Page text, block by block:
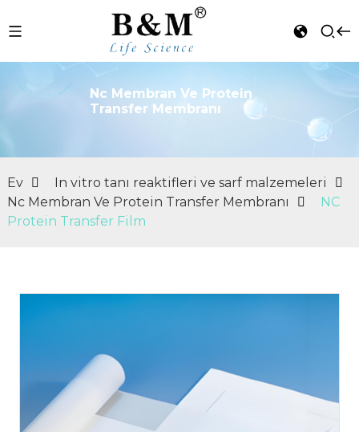
Nc Membran Ve Protein
Transfer Membranı
Ev
In vitro tanı reaktifleri ve sarf malzemeleri
Nc Membran Ve Protein Transfer Membranı
NC
Protein Transfer Film